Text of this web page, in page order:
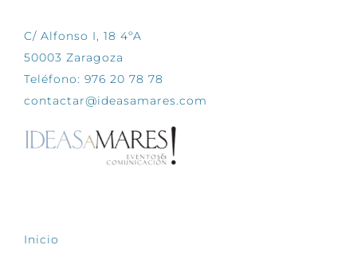
C/ Alfonso I, 18 4ºA
50003 Zaragoza
Teléfono: 976 20 78 78
contactar@ideasamares.com
Inicio